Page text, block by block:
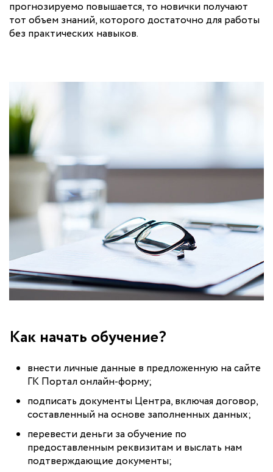
прогнозируемо повышается, то новички получают
тот объем знаний, которого достаточно для работы
без практических навыков.
Как начать обучение?
внести личные данные в предложенную на сайте
ГК Портал онлайн-форму;
подписать документы Центра, включая договор,
составленный на основе заполненных данных;
перевести деньги за обучение по
предоставленным реквизитам и выслать нам
подтверждающие документы;